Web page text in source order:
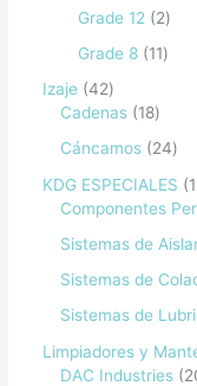
Grade 12
2
Grade 8
11
Izaje
42
Cadenas
18
Cáncamos
24
KDG ESPECIALES
Componentes
Sistemas de
Sistemas de
Sistemas de
Limpiadores y
DAC Industries